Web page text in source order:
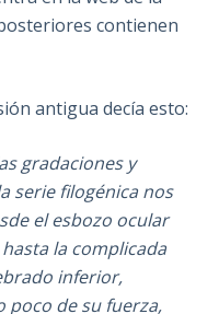
contienen
antigua decía esto:
gradaciones y
serie filogénica nos
el esbozo ocular
la complicada
inferior,
de su fuerza,